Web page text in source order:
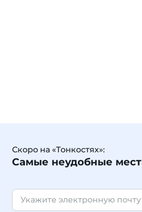
Скоро на «Тонкостях»:
Самые неудобные